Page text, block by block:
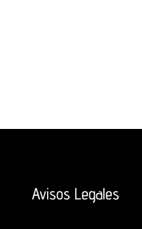
Avisos Legales